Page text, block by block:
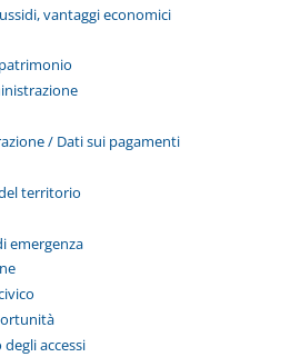
vantaggi economici
/ Dati sui pagamenti
territorio
emergenza
accessi